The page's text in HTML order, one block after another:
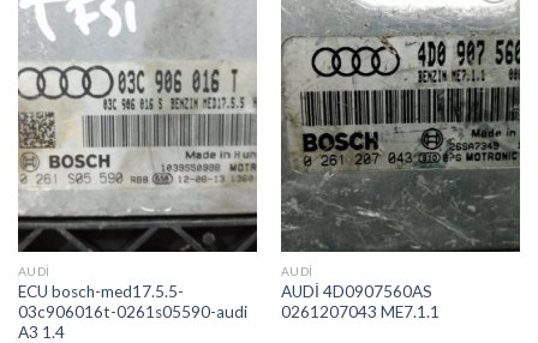
İstek
Listeme
Ekle
AUDI
ECU bosch-med17.5.5-
03c906016t-0261s05590-audi
A3 1.4
İstek
Listeme
Ekle
AUDI
AUDİ 4D0907560AS
0261207043 ME7.1.1